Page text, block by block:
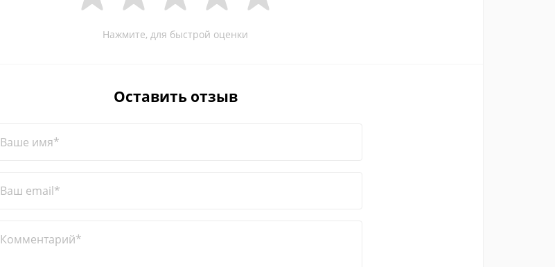
Нажмите, для быстрой оценки
Оставить отзыв
Ваше имя*
Ваш email*
Комментарий*